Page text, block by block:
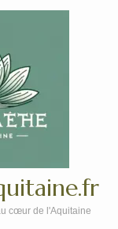
cœur de l'Aquitaine